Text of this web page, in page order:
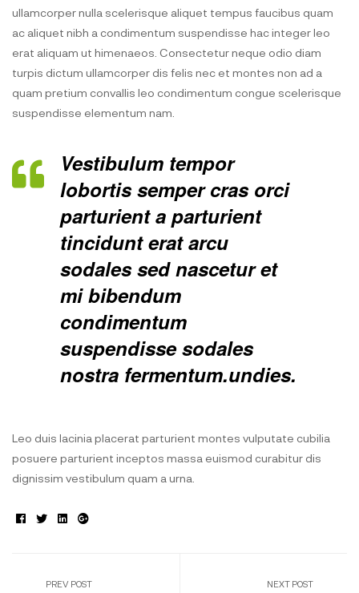
ullamcorper nulla scelerisque aliquet tempus faucibus quam
ac aliquet nibh a condimentum suspendisse hac integer leo
erat aliquam ut himenaeos. Consectetur neque odio diam
turpis dictum ullamcorper dis felis nec et montes non ad a
quam pretium convallis leo condimentum congue scelerisque
suspendisse elementum nam.
Vestibulum tempor
lobortis semper cras orci
parturient a parturient
tincidunt erat arcu
sodales sed nascetur et
mi bibendum
condimentum
suspendisse sodales
nostra fermentum.undies.
Leo duis lacinia placerat parturient montes vulputate cubilia
posuere parturient inceptos massa euismod curabitur dis
dignissim vestibulum quam a urna.
Facebook
TwitterLinkedin
Google+
PREV POST NEXT POST